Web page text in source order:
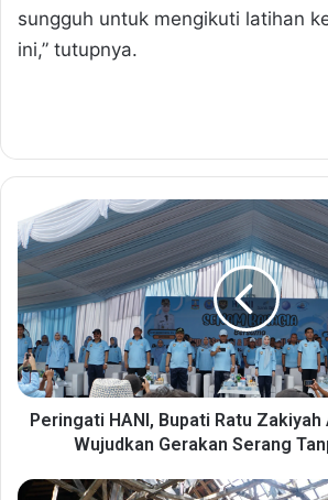
sungguh untuk mengikuti latihan
ini,” tutupnya.
e
r
i
n
g
a
t
i
I
Peringati HANI, Bupati Ratu
Wujudkan Gerakan Serang
T